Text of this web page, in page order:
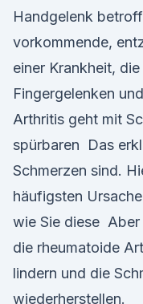
Handgelenk
vorkommende,
einer Krankheit,
Fingergelenken
Arthritis geht mit
spürbaren Das
Schmerzen sind.
häufigsten
wie Sie diese
die rheumatoide
lindern und die
wiederherstellen.